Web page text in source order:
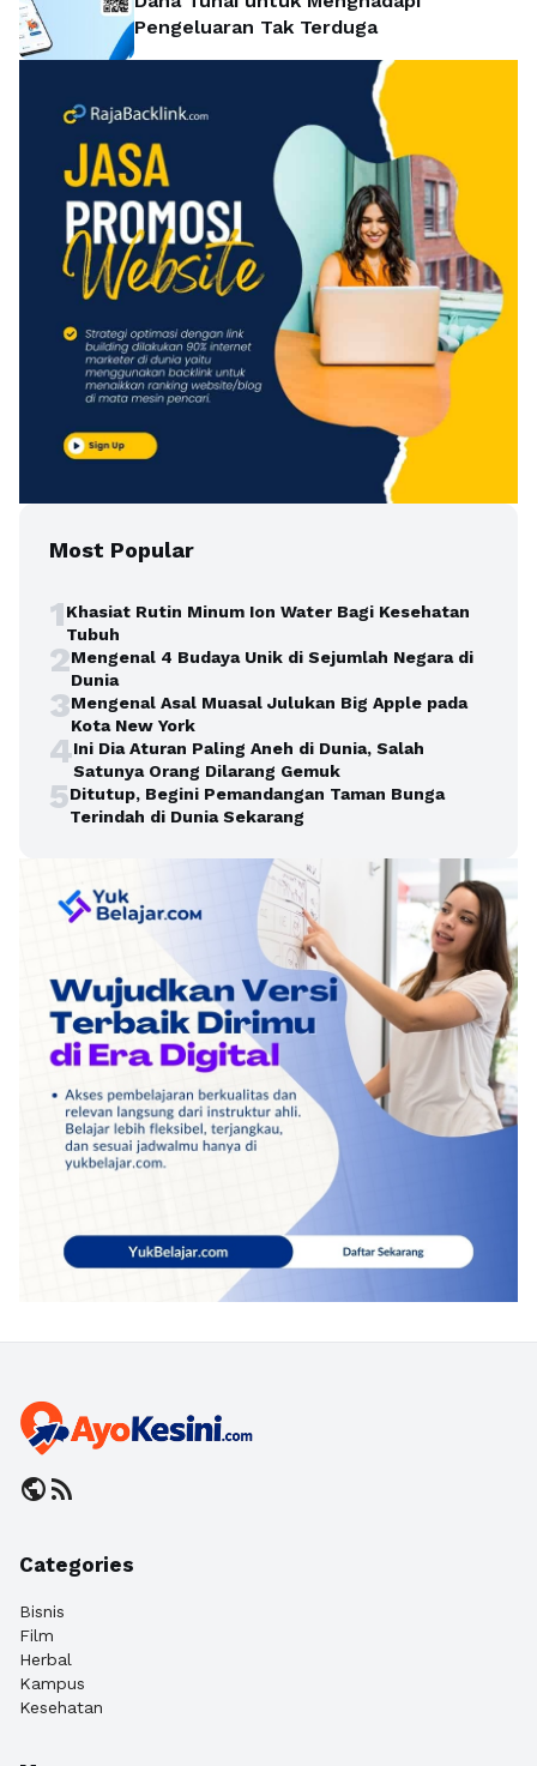
Pengeluaran Tak Terduga
Most Popular
1Khasiat Rutin Minum Ion Water Bagi Kesehatan
Tubuh
2Mengenal 4 Budaya Unik di Sejumlah Negara di
Dunia
3Mengenal Asal Muasal Julukan Big Apple pada
Kota New York
4Ini Dia Aturan Paling Aneh di Dunia, Salah
Satunya Orang Dilarang Gemuk
5Ditutup, Begini Pemandangan Taman Bunga
Terindah di Dunia Sekarang
publicrss_feed
Categories
Bisnis
Film
Herbal
Kampus
Kesehatan